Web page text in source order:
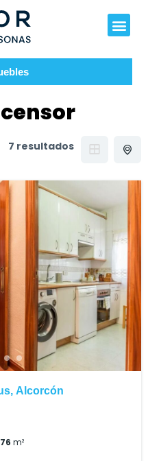
7 resultados
Alcorcón
76 m²